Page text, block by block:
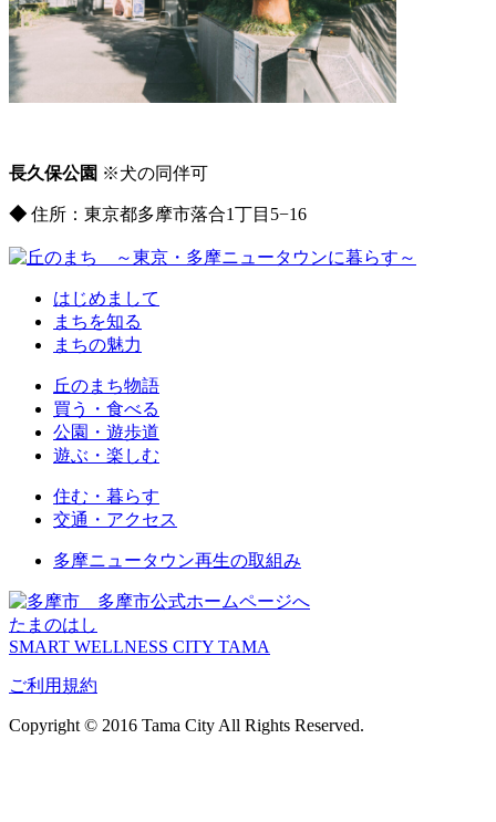
長久保公園 ※犬の同伴可
◆ 住所：東京都多摩市落合1丁目5−16
はじめまして
まちを知る
まちの魅力
丘のまち物語
買う・食べる
公園・遊歩道
遊ぶ・楽しむ
住む・暮らす
交通・アクセス
多摩ニュータウン再生の取組み
多摩市公式ホームページへ
たまのはし
SMART WELLNESS CITY TAMA
ご利用規約
Copyright © 2016 Tama City All Rights Reserved.